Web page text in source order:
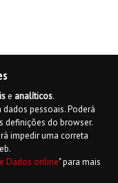
e analíticos.
pessoais. Poderá
definições do browser.
impedir uma correta
Dados online" para mais
- 1966
- 2006
- 2016
Dados
English